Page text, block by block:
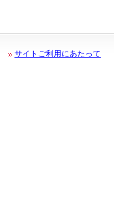
サイトご利用にあたって